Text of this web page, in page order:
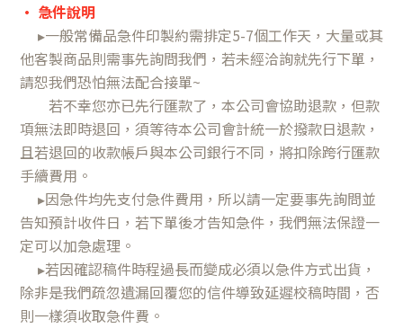
• 急件說明
▸一般常備品急件印製約需排定5-7個工作天，大量或其
他客製商品則需事先詢問我們，若未經洽詢就先行下單，
請恕我們恐怕無法配合接單~
若不幸您亦已先行匯款了，本公司會協助退款，但款
項無法即時退回，須等待本公司會計統一於撥款日退款，
且若退回的收款帳戶與本公司銀行不同，將扣除跨行匯款
手續費用。
▸因急件均先支付急件費用，所以請一定要事先詢問並
告知預計收件日，若下單後才告知急件，我們無法保證一
定可以加急處理。
▸若因確認稿件時程過長而變成必須以急件方式出貨，
除非是我們疏忽遺漏回覆您的信件導致延遲校稿時間，否
則一樣須收取急件費。